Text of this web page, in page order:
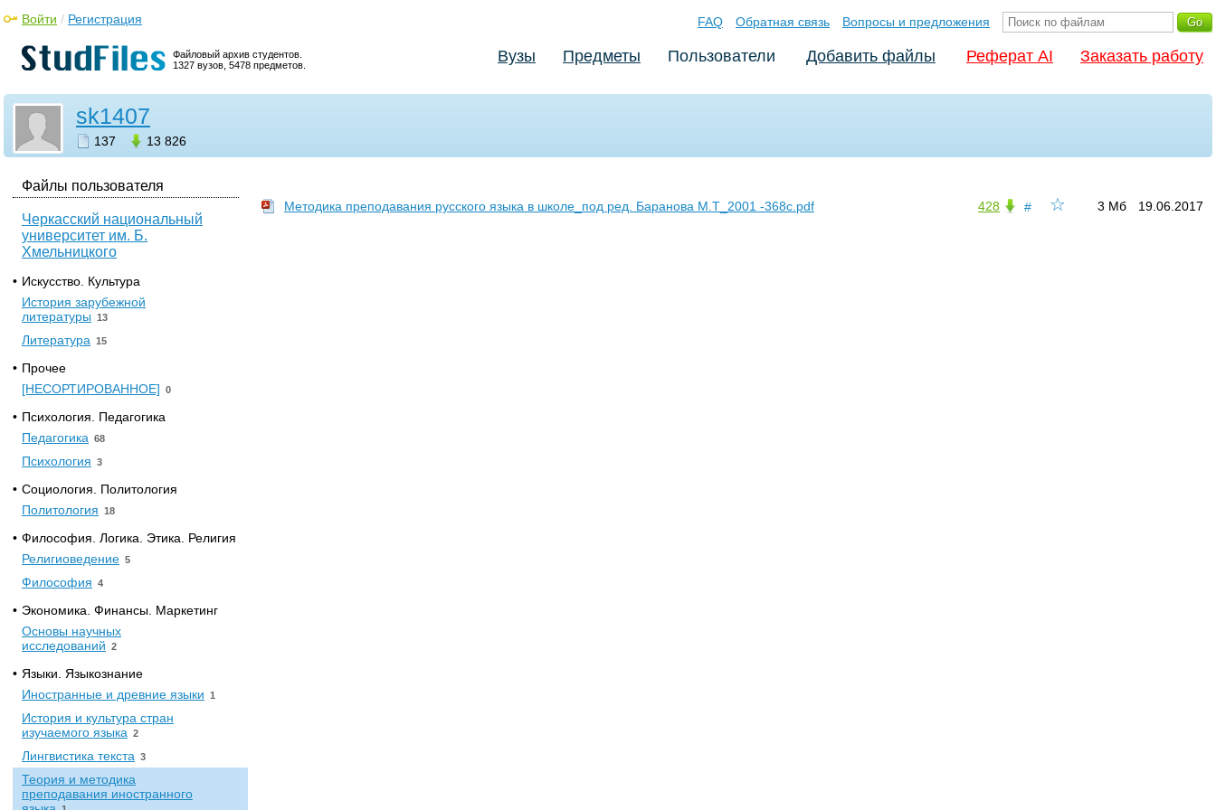
Файловый архив студентов.
1327 вузов, 5478 предметов.
Войти / Регистрация FAQ Обратная связь Вопросы и предложения
Вузы Предметы Пользователи Добавить файлы Реферат AI Заказать работу
sk1407
137 13 826
Файлы пользователя
Черкасский национальный
университет им. Б.
Хмельницкого
• Искусство. Культура
История зарубежной
литературы 13
Литература 15
• Прочее
[НЕСОРТИРОВАННОЕ] 0
• Психология. Педагогика
Педагогика 68
Психология 3
• Социология. Политология
Политология 18
• Философия. Логика. Этика. Религия
Религиоведение 5
Философия 4
• Экономика. Финансы. Маркетинг
Основы научных
исследований 2
• Языки. Языкознание
Иностранные и древние языки 1
История и культура стран
изучаемого языка 2
Лингвистика текста 3
Теория и методика
преподавания иностранного
☆
# 19.06.2017
3 Мб
428
Методика преподавания русского языка в школе_под ред. Баранова М.Т_2001 -368с.pdf